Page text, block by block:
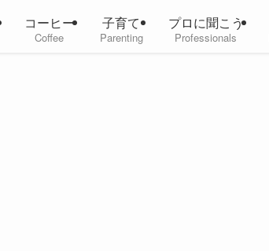
コーヒー
Coffee
子育て
Parenting
プロに聞こう
Professionals